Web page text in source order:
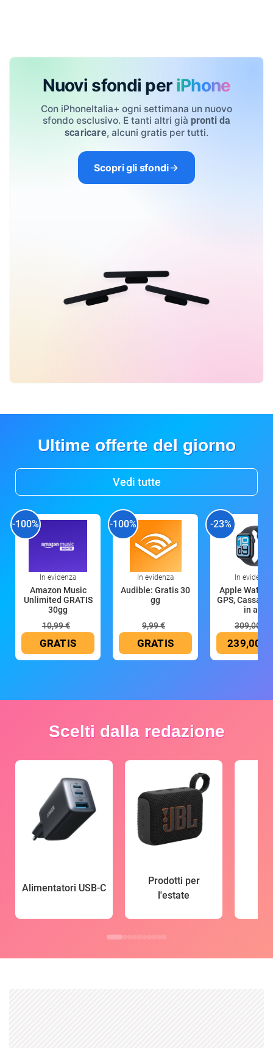
Nuovi sfondi per iPhone
Con iPhoneItalia+ ogni settimana un nuovo
sfondo esclusivo. E tanti altri già pronti da
scaricare, alcuni gratis per tutti.
Scopri gli sfondi
Ultime offerte del giorno
Vedi tutte
-100%
In evidenza
Amazon Music
Unlimited GRATIS
30gg
10,99 €
GRATIS
-100%
In evidenza
Audible: Gratis 30
gg
9,99 €
GRATIS
-23%
In evidenza
Apple Watch
GPS, Cassa
in all
309,00 €
239,00 €
Scelti dalla redazione
Alimentatori USB-C
Prodotti per
l'estate